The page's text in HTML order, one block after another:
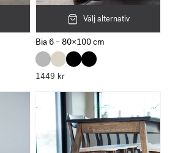
Välj alternativ
Bia 6 – 80×100 cm
1449 kr